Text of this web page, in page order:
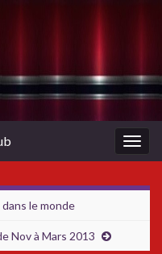
dans le monde
Nov à Mars 2013